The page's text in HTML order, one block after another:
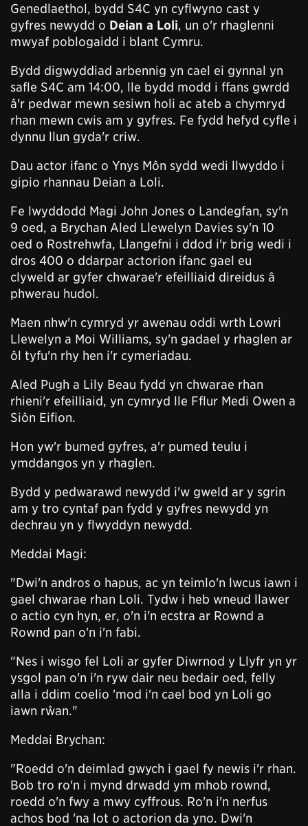
Genedlaethol, bydd S4C yn cyflwyno cast y
gyfres newydd o Deian a Loli, un o'r rhaglenni
mwyaf poblogaidd i blant Cymru.
Bydd digwyddiad arbennig yn cael ei gynnal yn
safle S4C am 14:00, lle bydd modd i ffans gwrdd
â'r pedwar mewn sesiwn holi ac ateb a chymryd
rhan mewn cwis am y gyfres. Fe fydd hefyd cyfle i
dynnu llun gyda'r criw.
Dau actor ifanc o Ynys Môn sydd wedi llwyddo i
gipio rhannau Deian a Loli.
Fe lwyddodd Magi John Jones o Landegfan, sy'n
9 oed, a Brychan Aled Llewelyn Davies sy'n 10
oed o Rostrehwfa, Llangefni i ddod i'r brig wedi i
dros 400 o ddarpar actorion ifanc gael eu
clyweld ar gyfer chwarae'r efeilliaid direidus â
phwerau hudol.
Maen nhw'n cymryd yr awenau oddi wrth Lowri
Llewelyn a Moi Williams, sy'n gadael y rhaglen ar
ôl tyfu'n rhy hen i'r cymeriadau.
Aled Pugh a Lily Beau fydd yn chwarae rhan
rhieni'r efeilliaid, yn cymryd lle Fflur Medi Owen a
Siôn Eifion.
Hon yw'r bumed gyfres, a'r pumed teulu i
ymddangos yn y rhaglen.
Bydd y pedwarawd newydd i'w gweld ar y sgrin
am y tro cyntaf pan fydd y gyfres newydd yn
dechrau yn y flwyddyn newydd.
Meddai Magi:
"Dwi'n andros o hapus, ac yn teimlo'n lwcus iawn i
gael chwarae rhan Loli. Tydw i heb wneud llawer
o actio cyn hyn, er, o'n i'n ecstra ar Rownd a
Rownd pan o'n i'n fabi.
"Nes i wisgo fel Loli ar gyfer Diwrnod y Llyfr yn yr
ysgol pan o'n i'n ryw dair neu bedair oed, felly
alla i ddim coelio 'mod i'n cael bod yn Loli go
iawn rŵan."
Meddai Brychan:
"Roedd o'n deimlad gwych i gael fy newis i'r rhan.
Bob tro ro'n i mynd drwadd ym mhob rownd,
roedd o'n fwy a mwy cyffrous. Ro'n i'n nerfus
achos bod 'na lot o actorion da yno. Dwi'n